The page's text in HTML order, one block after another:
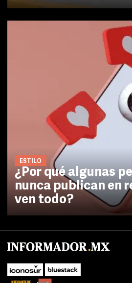
ESTILO
¿Por qué algunas
nunca publican en
ven todo?